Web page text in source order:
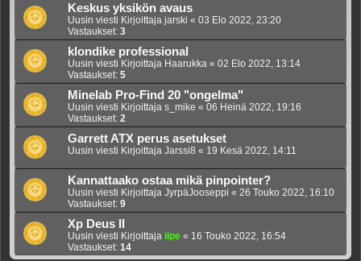
Keskus yksikön avaus
Uusin viesti Kirjoittaja jarski « 03 Elo 2022, 23:20
Vastaukset: 3
klondike professional
Uusin viesti Kirjoittaja Haarukka « 02 Elo 2022, 13:14
Vastaukset: 5
Minelab Pro-Find 20 "ongelma"
Uusin viesti Kirjoittaja s_mike « 06 Heinä 2022, 19:16
Vastaukset: 2
Garrett ATX perus asetukset
Uusin viesti Kirjoittaja Jarssi8 « 19 Kesä 2022, 14:11
Kannattaako ostaa mikä pinpointer?
Uusin viesti Kirjoittaja JyrpäJooseppi « 26 Touko 2022, 16:10
Vastaukset: 9
Xp Deus II
Uusin viesti Kirjoittaja iipe « 16 Touko 2022, 16:54
Vastaukset: 14